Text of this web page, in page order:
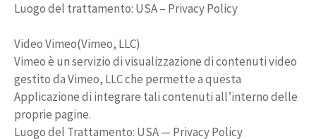
Luogo del trattamento: USA – Privacy Policy
Video Vimeo(Vimeo, LLC)
Vimeo è un servizio di visualizzazione di contenuti video
gestito da Vimeo, LLC che permette a questa
Applicazione di integrare tali contenuti all’interno delle
proprie pagine.
Luogo del Trattamento: USA — Privacy Policy